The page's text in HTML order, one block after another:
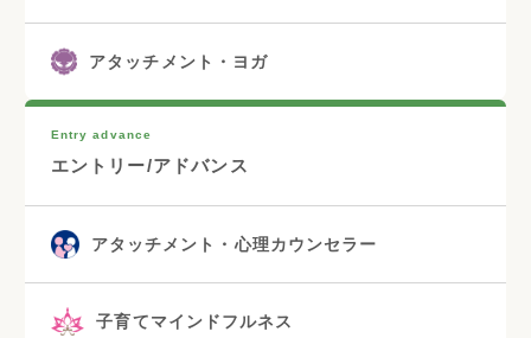
アタッチメント・ヨガ
Entry advance
エントリー/アドバンス
アタッチメント・心理カウンセラー
子育てマインドフルネス